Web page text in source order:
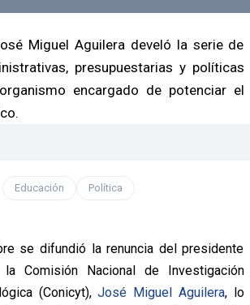
Miguel Aguilera develó la serie de
presupuestarias y políticas
encargado de potenciar el
Educación Política
se difundió la renuncia del presidente
Comisión Nacional de Investigación
(Conicyt),José Miguel Aguilera, lo